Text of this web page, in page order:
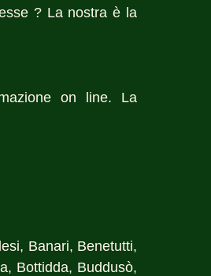
? La nostra è la
on line. La
Banari, Benetutti,
Bottidda, Buddusò,